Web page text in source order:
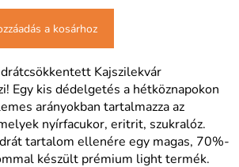
a kosárhoz
Kajszilekvár
Egy kis dédelgetés a hétköznapokon
arányokban tartalmazza az
nyírfacukor, eritrit, szukralóz.
tartalom ellenére egy magas, 70%-
készült prémium light termék.